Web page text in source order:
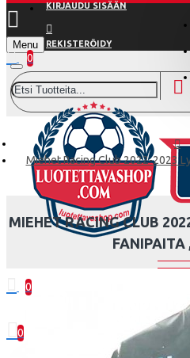
KIRJAUDU SISÄÄN
REKISTERÖIDY
Menu
0
0
0
Miehet Racing Club 2022-2023
MIEHET RACING CLUB
FANIPAITA